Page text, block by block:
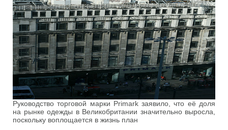
Руководство торговой марки Primark заявило, что её доля
на рынке одежды в Великобритании значительно выросла,
поскольку воплощается в жизнь план